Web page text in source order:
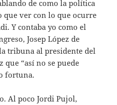
de como la política
que ver con lo que ocurre
Y contaba yo como el
Josep López de
tribuna al presidente del
que “así no se puede
fortuna.
Al poco Jordi Pujol,